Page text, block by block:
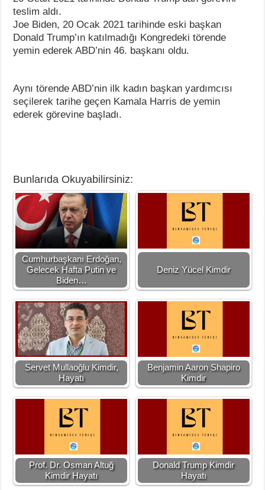
teslim aldı.
Joe Biden, 20 Ocak 2021 tarihinde eski başkan
Donald Trump’ın katılmadığı Kongredeki törende
yemin ederek ABD’nin 46. başkanı oldu.
Aynı törende ABD’nin ilk kadın başkan yardımcısı
seçilerek tarihe geçen Kamala Harris de yemin
ederek görevine başladı.
Bunlarıda Okuyabilirsiniz:
Cumhurbaşkanı Erdoğan,
Gelecek Hafta Putin ve
Biden…
Deniz Yücel Kimdir
Servet Mullaoğlu Kimdir,
Hayatı
Benjamin Aaron Shapiro
Kimdir
Prof. Dr. Osman Altuğ
Kimdir Hayatı
Donald Trump Kimdir
Hayatı